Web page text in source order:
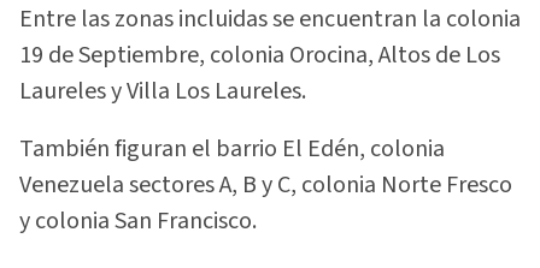
Entre las zonas incluidas se encuentran la colonia
19 de Septiembre, colonia Orocina, Altos de Los
Laureles y Villa Los Laureles.
También figuran el barrio El Edén, colonia
Venezuela sectores A, B y C, colonia Norte Fresco
y colonia San Francisco.